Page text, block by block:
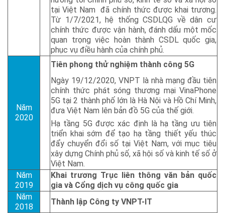
tại Việt Nam đã chính thức được khai trương.
Từ 1/7/2021, hệ thống CSDLQG về dân cư
chính thức được vận hành, đánh dấu một mốc
quan trọng việc hoàn thành CSDL quốc gia,
phục vụ điều hành của chính phủ.
Năm
2020
Tiên phong thử nghiệm thành công 5G
Ngày 19/12/2020, VNPT là nhà mạng đầu tiên
chính thức phát sóng thương mại VinaPhone
5G tại 2 thành phố lớn là Hà Nội và Hồ Chí Minh,
đưa Việt Nam lên bản đồ 5G của thế giới.
Hạ tầng 5G được xác định là hạ tầng ưu tiên
triển khai sớm để tạo hạ tầng thiết yếu thúc
đẩy chuyển đổi số tại Việt Nam, với mục tiêu
xây dựng Chính phủ số, xã hội số và kinh tế số ở
Việt Nam.
Năm
2019
Khai trương Trục liên thông văn bản quốc
gia và Cổng dịch vụ công quốc gia
Năm
2018
Thành lập Công ty VNPT-IT